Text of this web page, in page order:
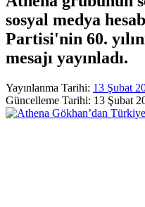
sosyal medya
Partisi'nin 60.
mesajı yayınladı.
Yayınlanma Tarihi: 13 Şubat
Güncelleme Tarihi: 13 Şubat